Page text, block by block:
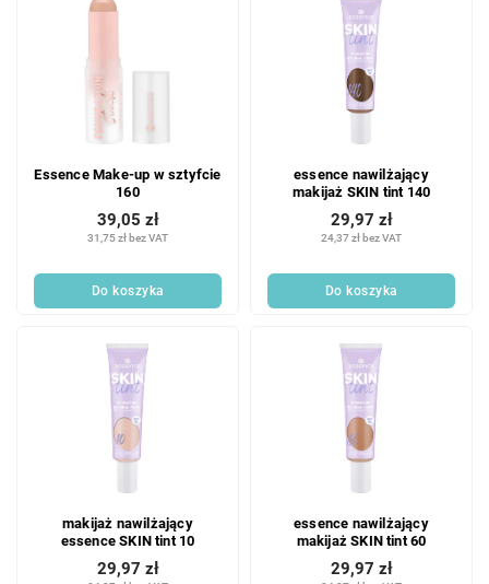
Essence Make-up w sztyfcie
160
31,75 zł bez VAT
39,05 zł
Do koszyka
essence nawilżający
makijaż SKIN tint 140
24,37 zł bez VAT
29,97 zł
Do koszyka
makijaż nawilżający
essence SKIN tint 10
29,97 zł
essence nawilżający
makijaż SKIN tint 60
29,97 zł